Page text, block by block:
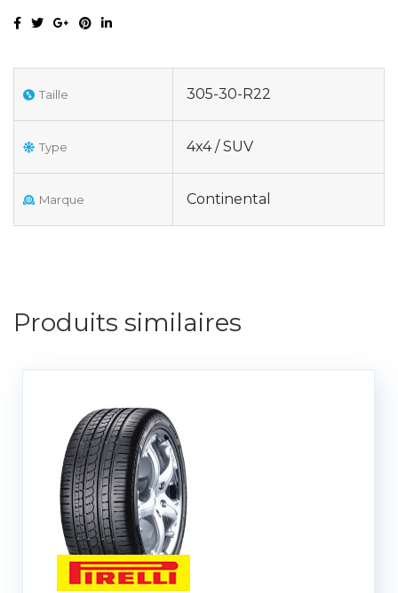
quantity
Taille 305-30-R22
Type 4x4 / SUV
Marque Continental
Produits similaires